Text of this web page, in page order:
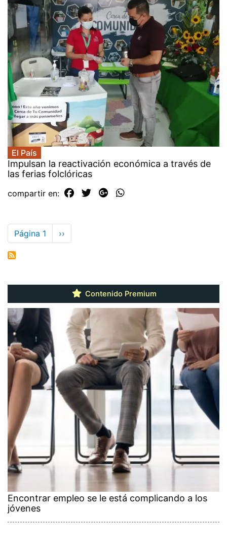
El País
Impulsan la reactivación económica a través de
las ferias folclóricas
compartir en:
Paginación
Página 1
Siguiente
página
››
Contenido Premium
Encontrar empleo se le está complicando a los
jóvenes